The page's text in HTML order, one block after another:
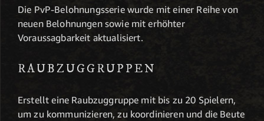
Die PvP-Belohnungsserie wurde mit einer Reihe von
neuen Belohnungen sowie mit erhöhter
Voraussagbarkeit aktualisiert.
RAUBZUGGRUPPEN
Erstellt eine Raubzuggruppe mit bis zu 20 Spielern,
um zu kommunizieren, zu koordinieren und die Beute